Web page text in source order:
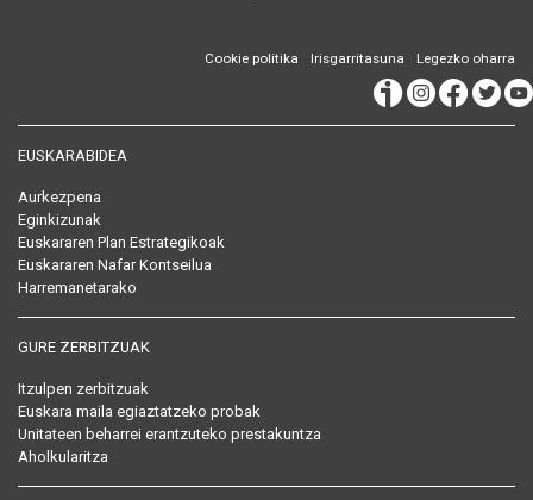
Legezko oharra
Irisgarritasuna
Cookie politika
EUSKARABIDEA
Aurkezpena
Eginkizunak
Euskararen Plan Estrategikoak
Euskararen Nafar Kontseilua
Harremanetarako
GURE ZERBITZUAK
Itzulpen zerbitzuak
Euskara maila egiaztatzeko probak
Unitateen beharrei erantzuteko prestakuntza
Aholkularitza